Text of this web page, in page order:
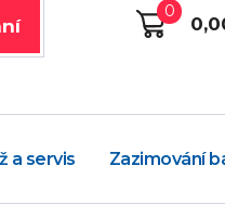
0
a servis Zazimování